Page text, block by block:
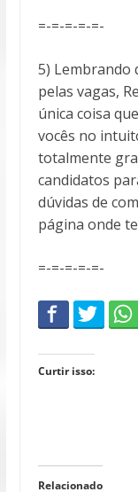
=-=-=-=-=-
5) Lembrando
pelas vagas,
única coisa
vocês no
totalmente
candidatos
dúvidas de
página onde
=-=-=-=-=-
Curtir isso:
Relacionado